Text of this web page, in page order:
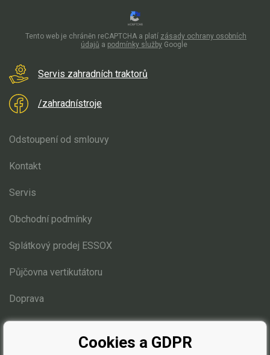
Servis zahradních traktorů
/zahradnístroje
Odstoupení od smlouvy
Kontakt
Servis
Obchodní podmínky
Splátkový prodej ESSOX
Půjčovna vertikutátoru
Doprava
Blog
Tento web je chráněn reCAPTCHA a platí zásady ochrany osobních
údajů a podmínky služby Google
Cookies a GDPR